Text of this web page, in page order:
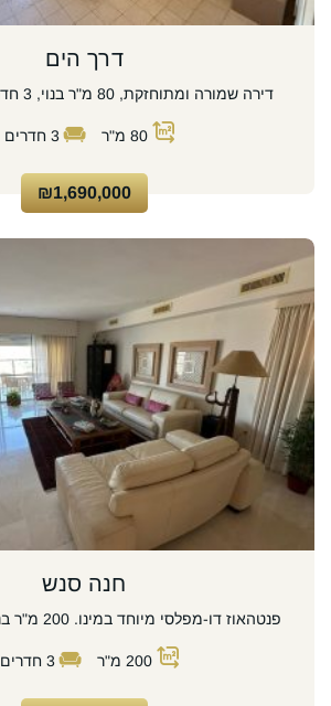
דרך הים
דירה שמורה ומתוחזקת, 80 מ"ר בנוי, 3 חדרים, קומת קרקע
80 מ"ר 3 חדרים
₪1,690,000
חנה סנש
פנטהאוז דו-מפלסי מיוחד במינו. 200 מ"ר בנוי, 3 חדרים, 100
200 מ"ר 3 חדרים